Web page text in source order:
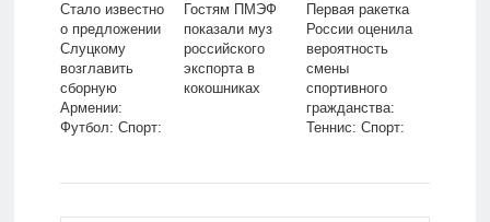
Стало известно
о предложении
Слуцкому
возглавить
сборную
Армении:
Футбол: Спорт:
Гостям ПМЭФ
показали муз
российского
экспорта в
кокошниках
Первая ракетка
России оценила
вероятность
смены
спортивного
гражданства:
Теннис: Спорт: